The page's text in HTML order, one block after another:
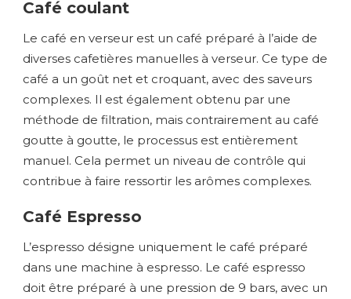
Café coulant
Le café en verseur est un café préparé à l’aide de
diverses cafetières manuelles à verseur. Ce type de
café a un goût net et croquant, avec des saveurs
complexes. Il est également obtenu par une
méthode de filtration, mais contrairement au café
goutte à goutte, le processus est entièrement
manuel. Cela permet un niveau de contrôle qui
contribue à faire ressortir les arômes complexes.
Café Espresso
L’espresso désigne uniquement le café préparé
dans une machine à espresso. Le café espresso
doit être préparé à une pression de 9 bars, avec un